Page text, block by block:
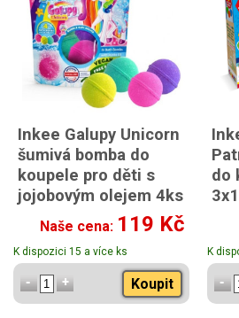
Inkee Galupy Unicorn
šumivá bomba do
koupele pro děti s
jojobovým olejem 4ks
200g
Naše cena: 119 Kč
K dispozici 15 a více ks
Koupit
do
K